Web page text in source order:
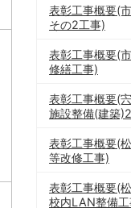
表彰工事概要(
その2工事)
表彰工事概要(
修繕工事)
表彰工事概要(
施設整備(建築
表彰工事概要(
等改修工事)
表彰工事概要(
校内LAN整備工